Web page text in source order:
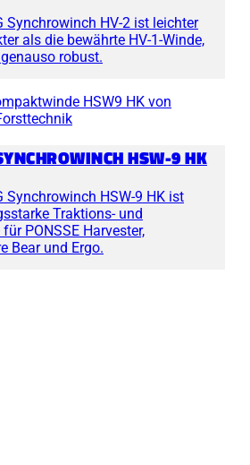
Synchrowinch HV-2 ist leichter
als die bewährte HV-1-Winde,
robust.
HSW-9 HK
Synchrowinch HSW-9 HK ist
Traktions- und
PONSSE Harvester,
Bear und Ergo.